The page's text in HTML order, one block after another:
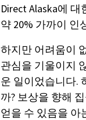
Direct Alaska에
약 20% 가까이 인
하지만 어려움이
관심을 기울이지
운 일이었습니다.
까? 보상을 향해
얻을 수 있음을 아